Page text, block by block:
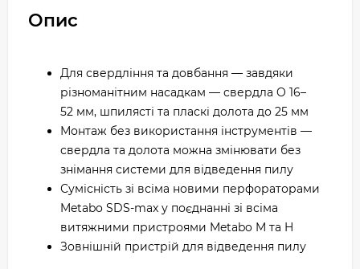
Опис
Для свердління та довбання — завдяки
різноманітним насадкам — свердла O 16–
52 мм, шпилясті та пласкі долота до 25 мм
Монтаж без використання інструментів —
свердла та долота можна змінювати без
знімання системи для відведення пилу
Сумісність зі всіма новими перфораторами
Metabo SDS-max у поєднанні зі всіма
витяжними пристроями Metabo M та H
Зовнішній пристрій для відведення пилу